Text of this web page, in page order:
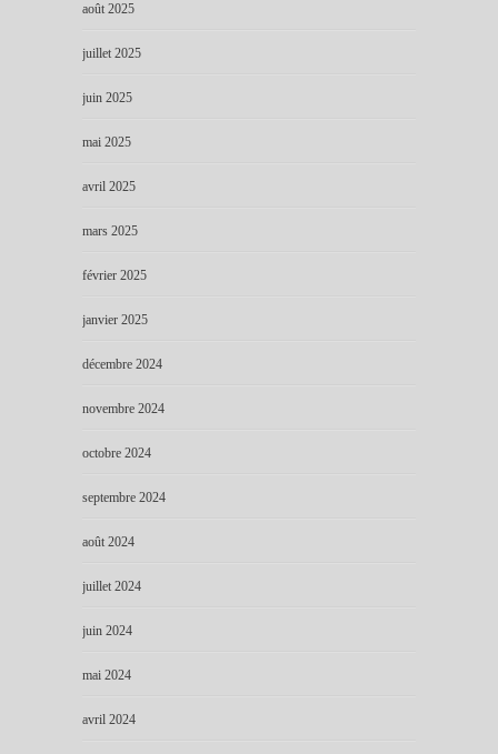
août 2025
juillet 2025
juin 2025
mai 2025
avril 2025
mars 2025
février 2025
janvier 2025
décembre 2024
novembre 2024
octobre 2024
septembre 2024
août 2024
juillet 2024
juin 2024
mai 2024
avril 2024